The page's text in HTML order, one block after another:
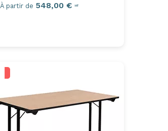
À partir de 548,00 € HT